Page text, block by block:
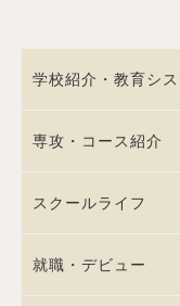
学校紹介・教育シス
専攻・コース紹介
スクールライフ
就職・デビュー